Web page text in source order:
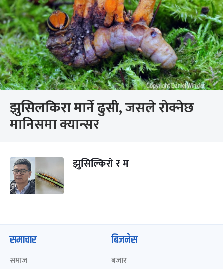
झुसिलकिरा मार्ने ढुसी, जसले रोक्नेछ
मानिसमा क्यान्सर
झुसिल्किरो र म
समाचार
समाज
बिजनेस
बजार